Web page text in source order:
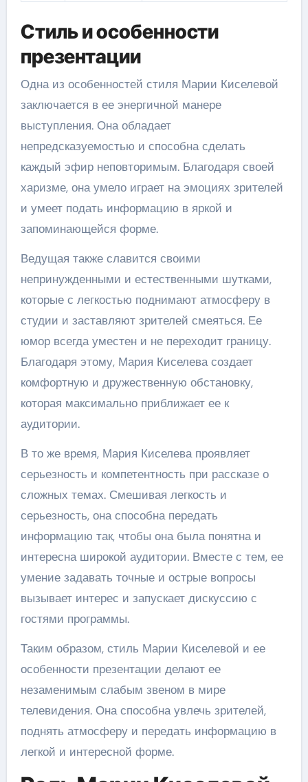
Стиль и особенности
презентации
Одна из особенностей стиля Марии Киселевой
заключается в ее энергичной манере
выступления. Она обладает
непредсказуемостью и способна сделать
каждый эфир неповторимым. Благодаря своей
харизме, она умело играет на эмоциях зрителей
и умеет подать информацию в яркой и
запоминающейся форме.
Ведущая также славится своими
непринужденными и естественными шутками,
которые с легкостью поднимают атмосферу в
студии и заставляют зрителей смеяться. Ее
юмор всегда уместен и не переходит границу.
Благодаря этому, Мария Киселева создает
комфортную и дружественную обстановку,
которая максимально приближает ее к
аудитории.
В то же время, Мария Киселева проявляет
серьезность и компетентность при рассказе о
сложных темах. Смешивая легкость и
серьезность, она способна передать
информацию так, чтобы она была понятна и
интересна широкой аудитории. Вместе с тем, ее
умение задавать точные и острые вопросы
вызывает интерес и запускает дискуссию с
гостями программы.
Таким образом, стиль Марии Киселевой и ее
особенности презентации делают ее
незаменимым слабым звеном в мире
телевидения. Она способна увлечь зрителей,
поднять атмосферу и передать информацию в
легкой и интересной форме.